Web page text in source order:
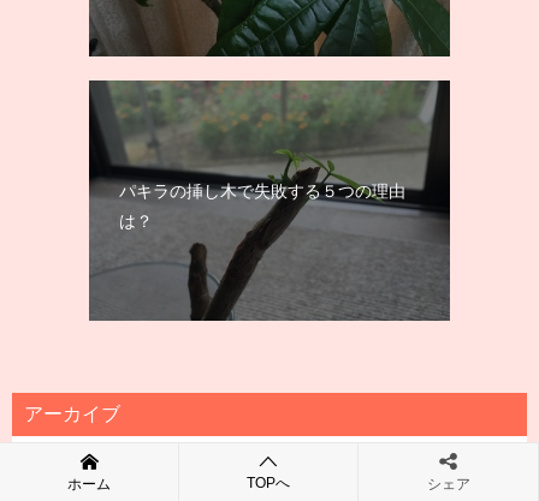
パキラの挿し木で失敗する５つの理由
は？
アーカイブ
2026年8月
ホーム TOPへ シェア